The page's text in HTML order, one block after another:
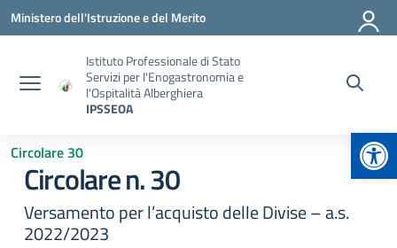
Vai ai contenuti
Vai al menu di navigazione
Vai al footer
Ministero dell'Istruzione e del Merito
Istituto Professionale di Stato
Servizi per l'Enogastronomia e
l'Ospitalità Alberghiera
IPSSEOA
Circolare 30
Circolare n. 30
Versamento per l’acquisto delle Divise – a.s.
2022/2023